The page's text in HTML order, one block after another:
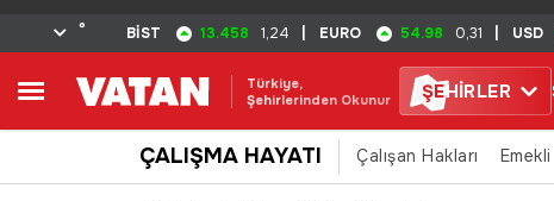
° BİST 13.458 1,24 EURO 54.98 0,31 USD
Türkiye,
Şehirlerinden Okunur
ŞEHİRLER
ÇALIŞMA HAYATI Çalışan Hakları Emekli